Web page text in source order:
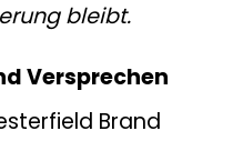
bleibt.
Versprechen
Brand